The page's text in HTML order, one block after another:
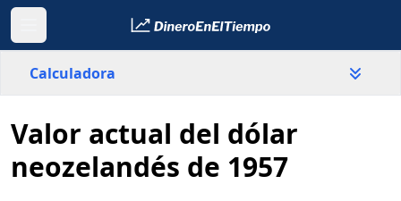
Calculadora
Nueva Zelanda
País
Valor actual del dólar
neozelandés de 1957